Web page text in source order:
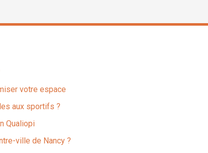
votre espace
aux sportifs ?
Qualiopi
ville de Nancy ?